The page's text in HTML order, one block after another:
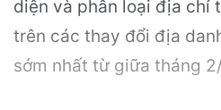
diện và phân loại địa chỉ
trên các thay đổi địa
sớm nhất từ giữa tháng